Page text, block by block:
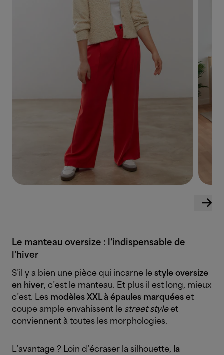
Le manteau oversize : l’indispensable de
l’hiver
S’il y a bien une pièce qui incarne le style oversize
en hiver, c’est le manteau. Et plus il est long, mieux
c’est. Les modèles XXL à épaules marquées et
coupe ample envahissent le street styleet
conviennent à toutes les morphologies.
L’avantage ? Loin d’écraser la silhouette, la